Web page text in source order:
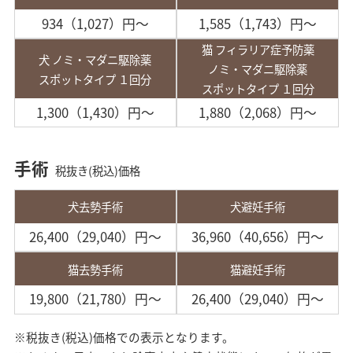
934（1,027）円～ 1,585（1,743）円～
犬 ノミ・マダニ駆除薬
スポットタイプ １回分
1,300（1,430）円～
猫 フィラリア症予防薬
ノミ・マダニ駆除薬
スポットタイプ １回分
1,880（2,068）円～
手術 税抜き(税込)価格
犬去勢手術
26,400（29,040）円～
犬避妊手術
36,960（40,656）円～
猫去勢手術
19,800（21,780）円～
猫避妊手術
26,400（29,040）円～
※税抜き(税込)価格での表示となります。